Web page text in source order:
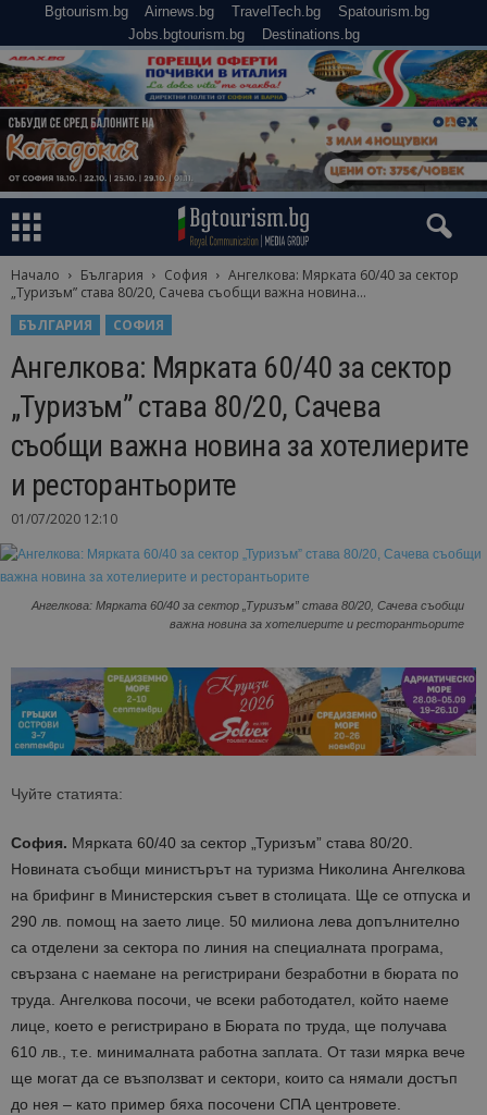
Bgtourism.bg Airnews.bg TravelTech.bg
Spatourism.bg
Jobs.bgtourism.bg
Destinations.bg
Начало България София
Ангелкова: Мярката 60/40 за сектор
„Туризъм” става 80/20, Сачева съобщи важна новина...
БЪЛГАРИЯ
СОФИЯ
Ангелкова: Мярката 60/40 за сектор
„Туризъм” става 80/20, Сачева
съобщи важна новина за хотелиерите
и ресторантьорите
01/07/2020 12:10
Ангелкова: Мярката 60/40 за сектор „Туризъм” става 80/20, Сачева съобщи
важна новина за хотелиерите и ресторантьорите
Чуйте статията:
София. Мярката 60/40 за сектор „Туризъм” става 80/20.
Новината съобщи министърът на туризма Николина Ангелкова
на брифинг в Министерския съвет в столицата. Ще се отпуска и
290 лв. помощ на заето лице. 50 милиона лева допълнително
са отделени за сектора по линия на специалната програма,
свързана с наемане на регистрирани безработни в бюрата по
труда. Ангелкова посочи, че всеки работодател, който наеме
лице, което е регистрирано в Бюрата по труда, ще получава
610 лв., т.е. минималната работна заплата. От тази мярка вече
ще могат да се възползват и сектори, които са нямали достъп
до нея – като пример бяха посочени СПА центровете.